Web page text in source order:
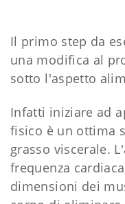
Il primo step da
una modifica al
sotto l'aspetto
Infatti iniziare ad
fisico è un ottima
grasso viscerale.
frequenza
dimensioni dei